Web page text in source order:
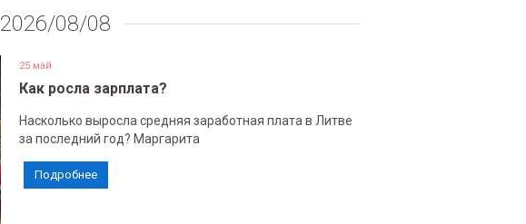
2026/08/08
25 май
Как росла зарплата?
Насколько выросла средняя заработная плата в Литве
за последний год? Маргарита
Подробнее